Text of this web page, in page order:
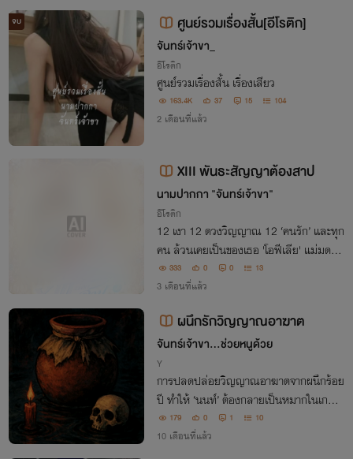
จบ ศูนย์รวมเรื่องสั้น[อีโรติก]
จันทร์เจ้าขา_
อีโรติก
ศูนย์รวมเรื่องสั้น เรื่องเสียว
163.4K 37 15 104
2 เดือนที่แล้ว
XIII พันธะสัญญาต้องสาป
นามปากกา "จันทร์เจ้าขา"
อีโรติก
12 เงา 12 ดวงวิญญาณ 12 ‘คนรัก’ และทุก
คน ล้วนเคยเป็นของเธอ 'โอฟีเลีย' แม่มดสา
วเจ้าสเน่ห์ผู้ต้องคำสาปให้พลาดรักทุกภพ ทุ
กชาติ จะสามารถถอนคำสาปจนได้ครองรักกั
นกัน
333 0 0 13
3 เดือนที่แล้ว
ผนึกรักวิญญาณอาฆาต
จันทร์เจ้าขา...ช่วยหนูด้วย
Y
การปลดปล่อยวิญญาณอาฆาตจากผนึกร้อย
ปี ทำให้ ‘นนท์’ ต้องกลายเป็นหมากในเกมล้
างแค้นของ ‘ภพ’ แต่เมื่อศัตรูในอดีตปรากฏตั
ว ความแค้นกลับแปรเปลี่ยนเป็นความหวงแ
179 0 1 10
10 เดือนที่แล้ว